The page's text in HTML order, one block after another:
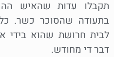
תקבלו עדות שהאיש
בתעודה שהסוכר כשר.
לבית חרושת שהוא בידי
דבר די מחודש.